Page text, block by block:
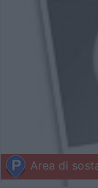
Area di